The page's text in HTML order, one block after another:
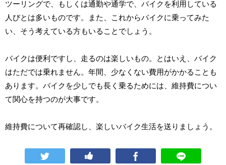
ツーリングで、もしくは通勤や通学で、バイクを利用している
人びとは多いものです。また、これからバイクに乗ってみた
い、そう考えている方もいることでしょう。
バイクは便利ですし、走るのは楽しいもの。とはいえ、バイク
はただでは乗れません。年間、少なくない費用がかかることも
あります。バイクを少しでも長く乗るためには、維持費につい
て関心を持つのが大事です。
維持費について再確認し、楽しいバイク生活を送りましょう。